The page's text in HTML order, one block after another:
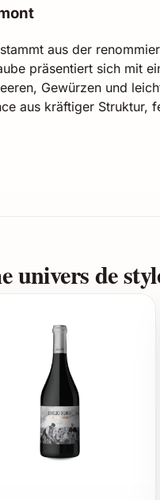
aus der
präsentiert sich mit
Gewürzen und
aus kräftiger Struktur,
der Tiefe und
ausgezeichnet zu
Der Wein
Weinproben.
Aufmerksamkeit
univers de